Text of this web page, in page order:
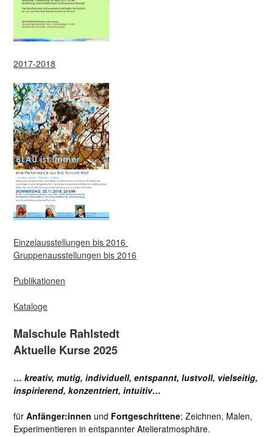
2017-2018
Einzelausstellungen bis 2016
Gruppenausstellungen bis 2016
Publikationen
Kataloge
Malschule Rahlstedt
Aktuelle Kurse 2025
… kreativ, mutig, individuell, entspannt, lustvoll, vielseitig,
inspirierend, konzentriert, intuitiv…
fürAnfänger:innen und Fortgeschrittene; Zeichnen, Malen,
Experimentieren in entspannter Atelieratmosphäre.